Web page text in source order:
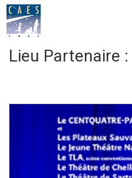
Lieu Partenaire :